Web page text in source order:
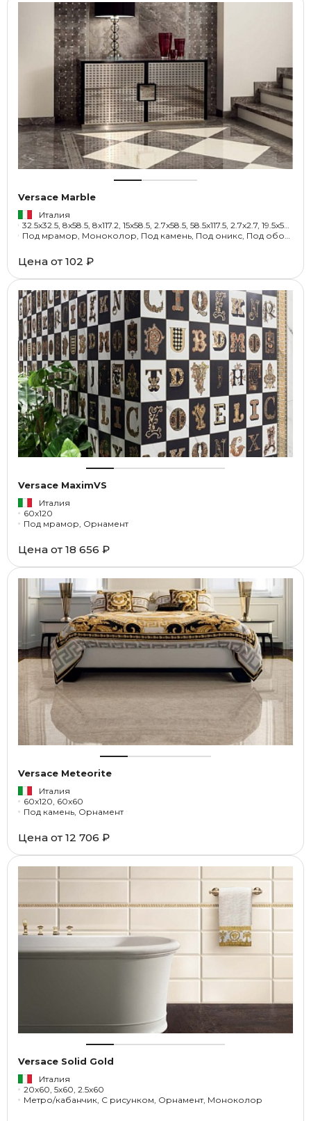
Versace Marble
Италия
32.5x32.5, 8x58.5, 8x117.2, 15x58.5, 2.7x58.5, 58.5x117.5, 2.7x2.7, 19.5x58.5, 58.5x58.5, 19.5x117.5, 1x33.3, 9.6x58.5, 9.8x58.5, 11.5x58.5, 14.4x58.5, 5.4x9.3, 32.5x58.5, 29.1x29.1, 17x29.1, 39x45, 2x15, 2x4, 117.2x117.2, 58.5x117.2, 4x58.5, 14.4x14.4, 11.5x11.5, 15x19.5
Под мрамор, Моноколор, Под камень, Под оникс, Под обои, Орнамент, С рисунком, Флора, Пэчворк, Под мозаику, Геометрия, Под штукатурку
Цена от 102 ₽
Versace MaximVS
Италия
60x120
Под мрамор, Орнамент
Цена от 18 656 ₽
Versace Meteorite
Италия
60x120, 60x60
Под камень, Орнамент
Цена от 12 706 ₽
Versace Solid Gold
Италия
20x60, 5x60, 2.5x60
Метро/кабанчик, С рисунком, Орнамент, Моноколор